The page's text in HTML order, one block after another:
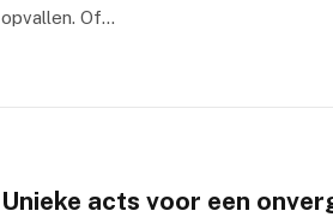
opvallen. Of…
Unieke acts voor een